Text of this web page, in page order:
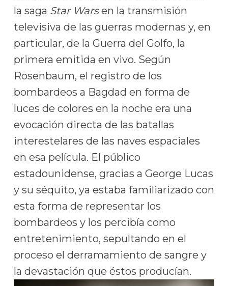
la saga Star Warsen la transmisión
televisiva de las guerras modernas y, en
particular, de la Guerra del Golfo, la
primera emitida en vivo. Según
Rosenbaum, el registro de los
bombardeos a Bagdad en forma de
luces de colores en la noche era una
evocación directa de las batallas
interestelares de las naves espaciales
en esa película. El público
estadounidense, gracias a George Lucas
y su séquito, ya estaba familiarizado con
esta forma de representar los
bombardeos y los percibía como
entretenimiento, sepultando en el
proceso el derramamiento de sangre y
la devastación que éstos producían.